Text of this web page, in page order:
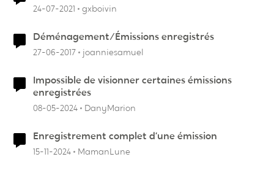
24-07-2021 gxboivin
Déménagement/Émissions enregistrés
27-06-2017 joanniesamuel
Impossible de visionner certaines émissions
enregistrées
08-05-2024 DanyMarion
Enregistrement complet d’une émission
15-11-2024 MamanLune